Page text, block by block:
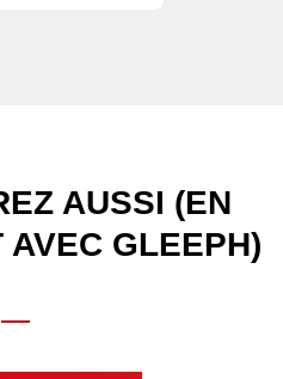
AUSSI (EN
AVEC GLEEPH)